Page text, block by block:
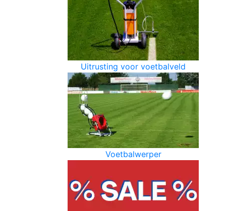
Uitrusting voor voetbalveld
Voetbalwerper